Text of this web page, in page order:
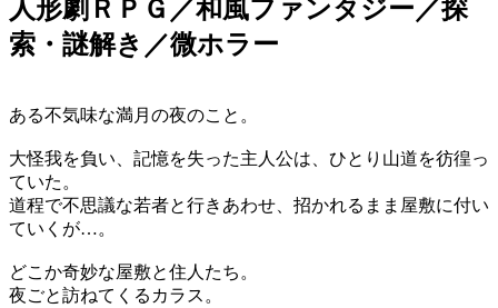
人形劇ＲＰＧ／和風ファンタジー／探
索・謎解き／微ホラー
ある不気味な満月の夜のこと。
大怪我を負い、記憶を失った主人公は、ひとり山道を彷徨っ
ていた。
道程で不思議な若者と行きあわせ、招かれるまま屋敷に付い
ていくが…。
どこか奇妙な屋敷と住人たち。
夜ごと訪ねてくるカラス。